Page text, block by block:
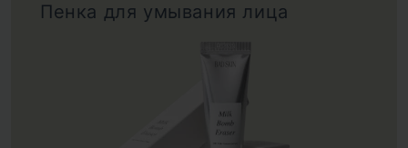
Пенка для умывания лица